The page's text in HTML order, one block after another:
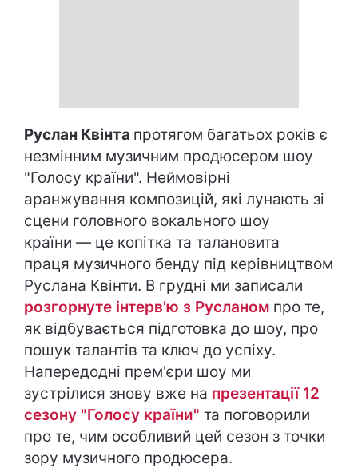
Руслан Квінта протягом багатьох років є
незмінним музичним продюсером шоу
"Голосу країни". Неймовірні
аранжування композицій, які лунають зі
сцени головного вокального шоу
країни — це копітка та талановита
праця музичного бенду під керівництвом
Руслана Квінти. В грудні ми записали
розгорнуте інтерв'ю з Русланом про те,
як відбувається підготовка до шоу, про
пошук талантів та ключ до успіху.
Напередодні прем'єри шоу ми
зустрілися знову вже на презентації 12
сезону "Голосу країни" та поговорили
про те, чим особливий цей сезон з точки
зору музичного продюсера.